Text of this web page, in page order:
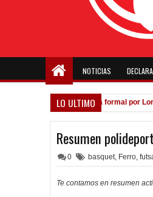
NOTICIAS
LO ULTIMO
la espera de la oferta formal por Lomónaco
Resumen
0 basquet, Ferro,
Te contamos en resumen